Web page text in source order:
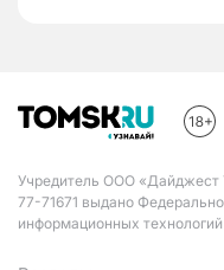
Учредитель ООО
77-71671 выдано
информационных